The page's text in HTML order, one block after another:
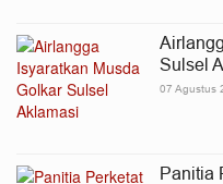
Sulsel
07 Agustus
Panitia